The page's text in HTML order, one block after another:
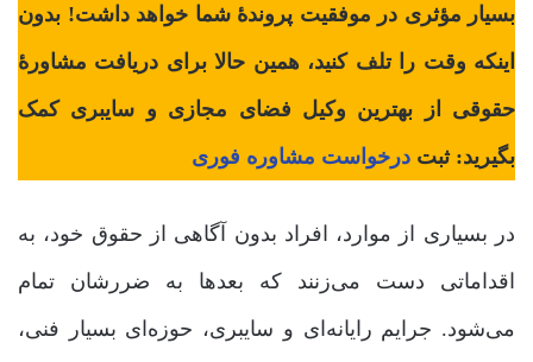
بسیار مؤثری در موفقیت پروندۀ شما خواهد داشت! بدون
اینکه وقت را تلف کنید، همین حالا برای دریافت مشاورۀ
حقوقی از بهترین وکیل فضای مجازی و سایبری کمک
بگیرید: ثبت درخواست مشاوره فوری
در بسیاری از موارد، افراد بدون آگاهی از حقوق خود، به
اقداماتی دست می‌زنند که بعدها به ضررشان تمام
می‌شود. جرایم رایانه‌ای و سایبری، حوزه‌ای بسیار فنی،